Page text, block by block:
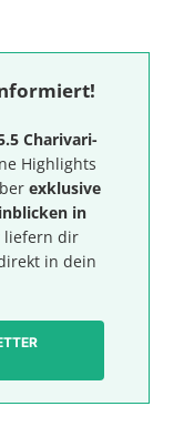
Charivari-
Highlights
exklusive
in
dir
in dein